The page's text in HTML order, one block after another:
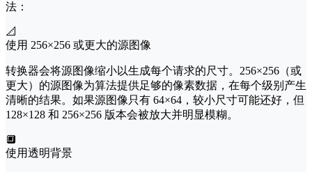
法：
📐
使用 256×256 或更大的源图像
转换器会将源图像缩小以生成每个请求的尺寸。256×256（或
更大）的源图像为算法提供足够的像素数据，在每个级别产生
清晰的结果。如果源图像只有 64×64，较小尺寸可能还好，但
128×128 和 256×256 版本会被放大并明显模糊。
🔲
使用透明背景